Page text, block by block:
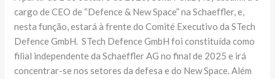
cargo de CEO de “Defence & New Space” na Schaeffler, e,
nesta função, estará à frente do Comité Executivo da STech
Defence GmbH. STech Defence GmbH foi constituída como
filial independente da Schaeffler AG no final de 2025 e irá
concentrar-se nos setores da defesa e do New Space. Além